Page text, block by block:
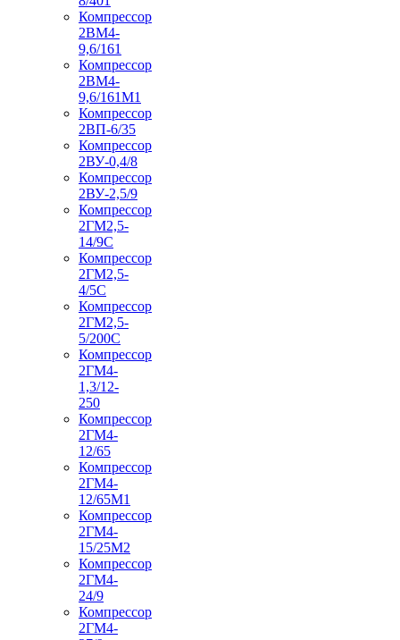
Компрессор
2ВМ4-
9,6/161
Компрессор
2ВМ4-
9,6/161М1
Компрессор
2ВП-6/35
Компрессор
2ВУ-0,4/8
Компрессор
2ВУ-2,5/9
Компрессор
2ГМ2,5-
14/9С
Компрессор
2ГМ2,5-
4/5С
Компрессор
2ГМ2,5-
5/200С
Компрессор
2ГМ4-
1,3/12-
250
Компрессор
2ГМ4-
12/65
Компрессор
2ГМ4-
12/65М1
Компрессор
2ГМ4-
15/25М2
Компрессор
2ГМ4-
24/9
Компрессор
2ГМ4-